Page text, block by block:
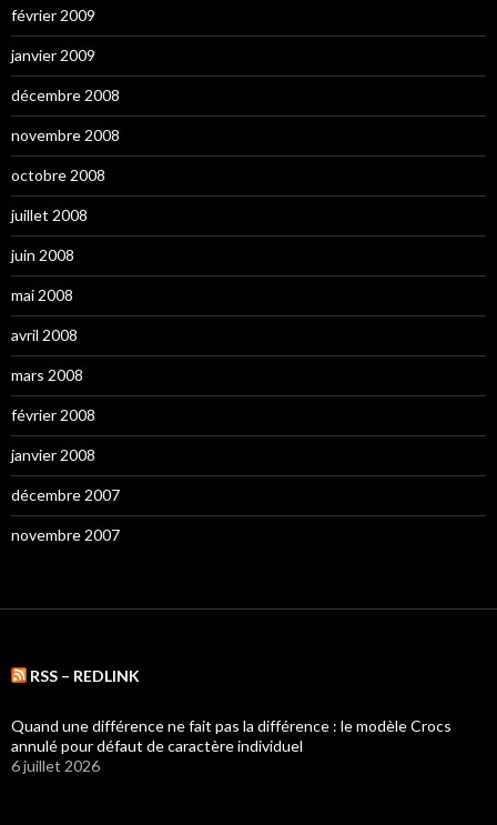
février 2009
janvier 2009
décembre 2008
novembre 2008
octobre 2008
juillet 2008
juin 2008
mai 2008
avril 2008
mars 2008
février 2008
janvier 2008
décembre 2007
novembre 2007
RSS – REDLINK
Quand une différence ne fait pas la différence : le modèle Crocs
annulé pour défaut de caractère individuel
6 juillet 2026